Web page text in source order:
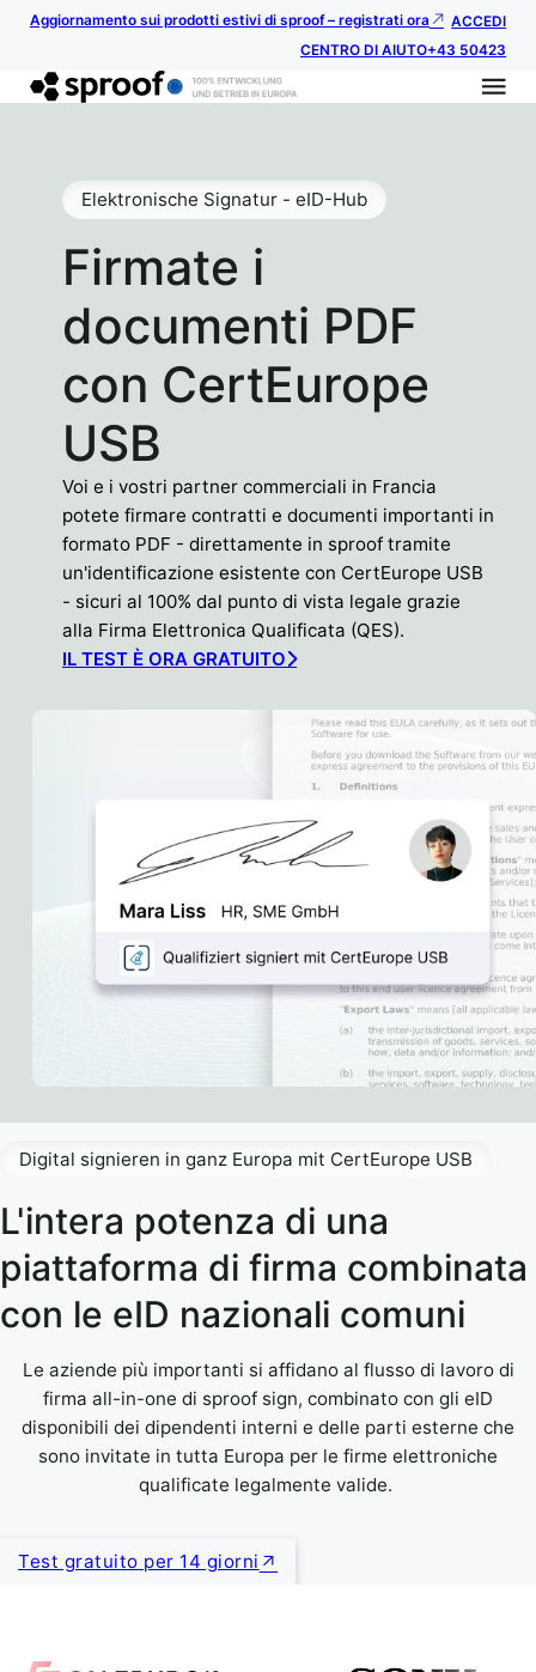
Aggiornamento sui prodotti estivi di sproof – registrati ora
ACCEDI
CENTRO DI AIUTO+43 50423
Firmate i
documenti PDF
con CertEurope
USB
Elektronische Signatur - eID-Hub
Voi e i vostri partner commerciali in Francia
potete firmare contratti e documenti importanti in
formato PDF - direttamente in sproof tramite
un'identificazione esistente con CertEurope USB
- sicuri al 100% dal punto di vista legale grazie
alla Firma Elettronica Qualificata (QES).
IL TEST È ORA GRATUITO
L'intera potenza di una
piattaforma di firma combinata
con le eID nazionali comuni
Le aziende più importanti si affidano al flusso di lavoro di
firma all-in-one di sproof sign, combinato con gli eID
disponibili dei dipendenti interni e delle parti esterne che
sono invitate in tutta Europa per le firme elettroniche
qualificate legalmente valide.
Digital signieren in ganz Europa mit CertEurope USB
Test gratuito per 14 giorni